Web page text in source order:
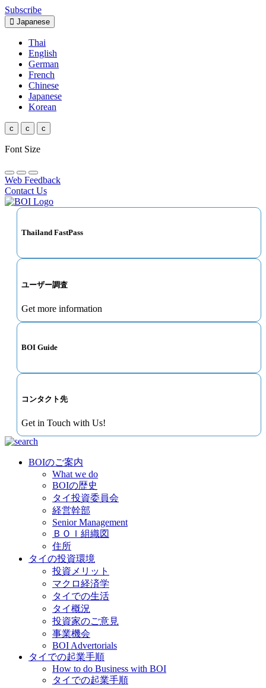
Subscribe
Japanese
Thai
English
German
French
Chinese
Japanese
Korean
c c c
Font Size
Web Feedback
Contact Us
Thailand FastPass
ユーザー調査
Get more information
BOI Guide
コンタクト先
Get in Touch with Us!
BOIのご案内
What we do
BOIの歴史
タイ投資委員会
経営幹部
Senior Management
ＢＯＩ組織図
住所
タイの投資環境
投資メリット
マクロ経済学
タイでの生活
タイ概況
投資家のご意見
事業機会
BOI Advertorials
タイでの起業手順
How to do Business with BOI
タイでの起業手順